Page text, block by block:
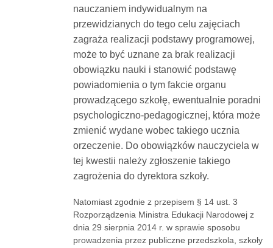
nauczaniem indywidualnym na
przewidzianych do tego celu zajęciach
zagraża realizacji podstawy programowej,
może to być uznane za brak realizacji
obowiązku nauki i stanowić podstawę
powiadomienia o tym fakcie organu
prowadzącego szkołę, ewentualnie poradni
psychologiczno-pedagogicznej, która może
zmienić wydane wobec takiego ucznia
orzeczenie. Do obowiązków nauczyciela w
tej kwestii należy zgłoszenie takiego
zagrożenia do dyrektora szkoły.
Natomiast zgodnie z przepisem § 14 ust. 3
Rozporządzenia Ministra Edukacji Narodowej z
dnia 29 sierpnia 2014 r. w sprawie sposobu
prowadzenia przez publiczne przedszkola, szkoły